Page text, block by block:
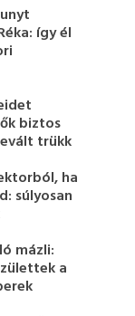
így él
biztos
trükk
ha
súlyosan
mázli:
a